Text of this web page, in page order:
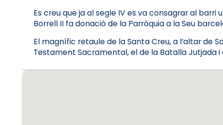
Es creu que ja al segle IV es va consagrar al
Borrell II fa donació de la Parròquia a la Seu
El magnífic retaule de la Santa Creu, a l’altar de
Testament Sacramental, el de la Batalla Jutjada i